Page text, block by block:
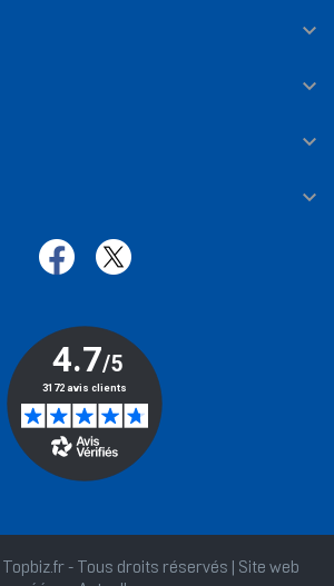




- Tous droits réservés | Site web